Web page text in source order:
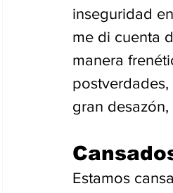
inseguridad
me di cuenta
manera
gran
Estamos